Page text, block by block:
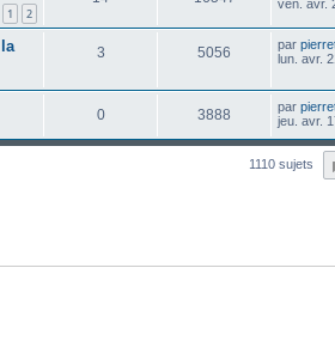
1 2
ven. avr.
3 5056 par
lun. avr.
0 3888 par
jeu. avr.
1110 sujets